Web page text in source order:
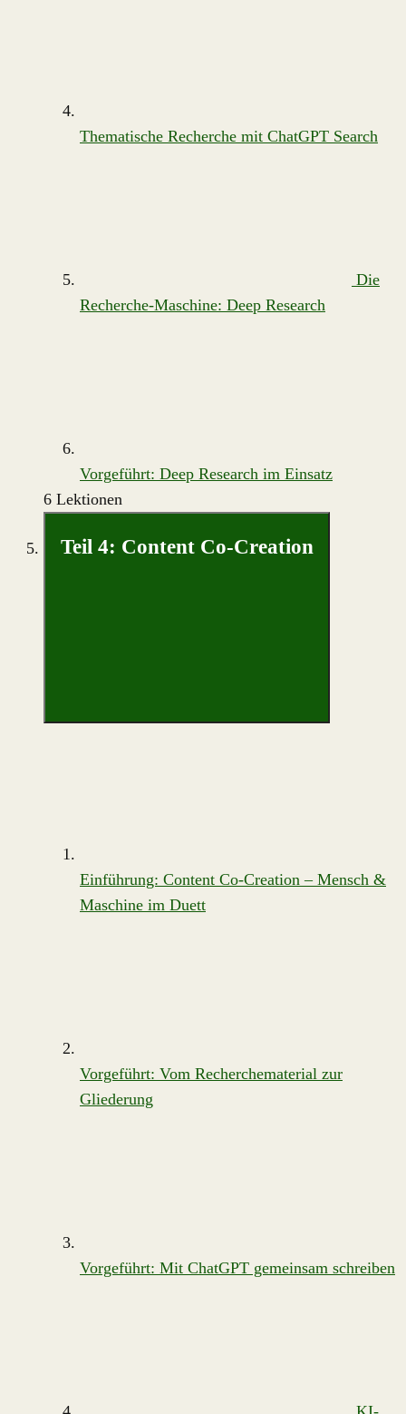
Thematische Recherche mit ChatGPT Search
Die
Recherche-Maschine: Deep Research
Vorgeführt: Deep Research im Einsatz
6 Lektionen
Teil 4: Content Co-Creation
Einführung: Content Co-Creation – Mensch &
Maschine im Duett
Vorgeführt: Vom Recherchematerial zur
Gliederung
Vorgeführt: Mit ChatGPT gemeinsam schreiben